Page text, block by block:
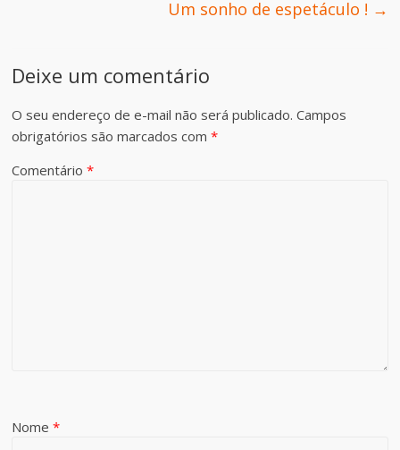
Um sonho de espetáculo ! →
Deixe um comentário
O seu endereço de e-mail não será publicado. Campos
obrigatórios são marcados com*
Comentário*
Nome*